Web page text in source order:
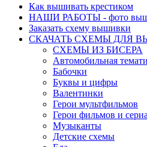
Как вышивать крестиком
НАШИ РАБОТЫ - фото
Заказать схему вышивки
СКАЧАТЬ СХЕМЫ ДЛЯ
СХЕМЫ ИЗ БИСЕРА
Автомобильная
Бабочки
Буквы и цифры
Валентинки
Герои мультфильмов
Герои фильмов и
Музыканты
Детские схемы